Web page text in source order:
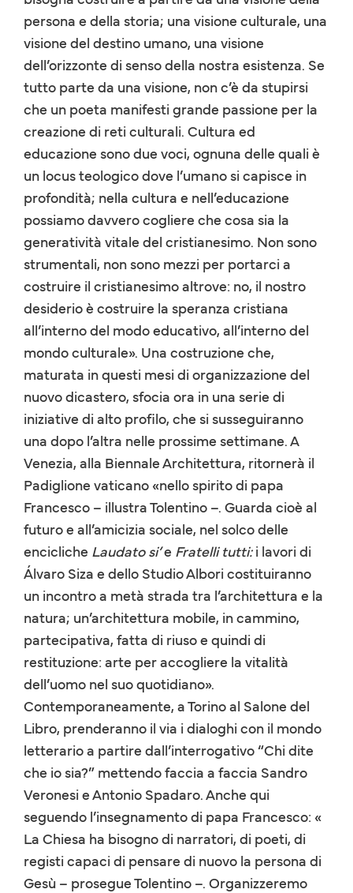
persona e della storia; una visione culturale, una
visione del destino umano, una visione
dell’orizzonte di senso della nostra esistenza. Se
tutto parte da una visione, non c’è da stupirsi
che un poeta manifesti grande passione per la
creazione di reti culturali. Cultura ed
educazione sono due voci, ognuna delle quali è
un locus teologico dove l’umano si capisce in
profondità; nella cultura e nell’educazione
possiamo davvero cogliere che cosa sia la
generatività vitale del cristianesimo. Non sono
strumentali, non sono mezzi per portarci a
costruire il cristianesimo altrove: no, il nostro
desiderio è costruire la speranza cristiana
all’interno del modo educativo, all’interno del
mondo culturale». Una costruzione che,
maturata in questi mesi di organizzazione del
nuovo dicastero, sfocia ora in una serie di
iniziative di alto profilo, che si susseguiranno
una dopo l’altra nelle prossime settimane. A
Venezia, alla Biennale Architettura, ritornerà il
Padiglione vaticano «nello spirito di papa
Francesco – illustra Tolentino –. Guarda cioè al
futuro e all’amicizia sociale, nel solco delle
encicliche Laudato si’e Fratelli tutti:i lavori di
Álvaro Siza e dello Studio Albori costituiranno
un incontro a metà strada tra l’architettura e la
natura; un’architettura mobile, in cammino,
partecipativa, fatta di riuso e quindi di
restituzione: arte per accogliere la vitalità
dell’uomo nel suo quotidiano».
Contemporaneamente, a Torino al Salone del
Libro, prenderanno il via i dialoghi con il mondo
letterario a partire dall’interrogativo “Chi dite
che io sia?” mettendo faccia a faccia Sandro
Veronesi e Antonio Spadaro. Anche qui
seguendo l’insegnamento di papa Francesco: «
La Chiesa ha bisogno di narratori, di poeti, di
registi capaci di pensare di nuovo la persona di
Gesù – prosegue Tolentino –. Organizzeremo